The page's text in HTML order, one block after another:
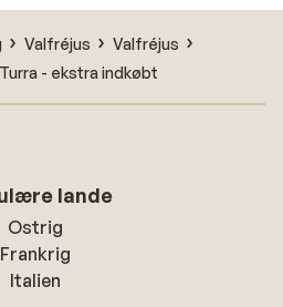
Valfréjus
Valfréjus
- ekstra indkøbt
lande
Ostrig
Frankrig
Italien